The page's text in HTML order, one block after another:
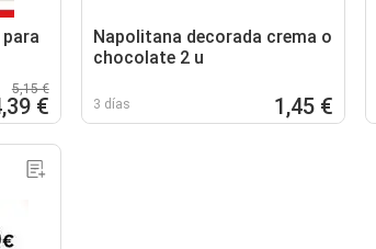
5,15 €
€
Napolitana decorada crema o
chocolate 2 u
3 días 1,45 €